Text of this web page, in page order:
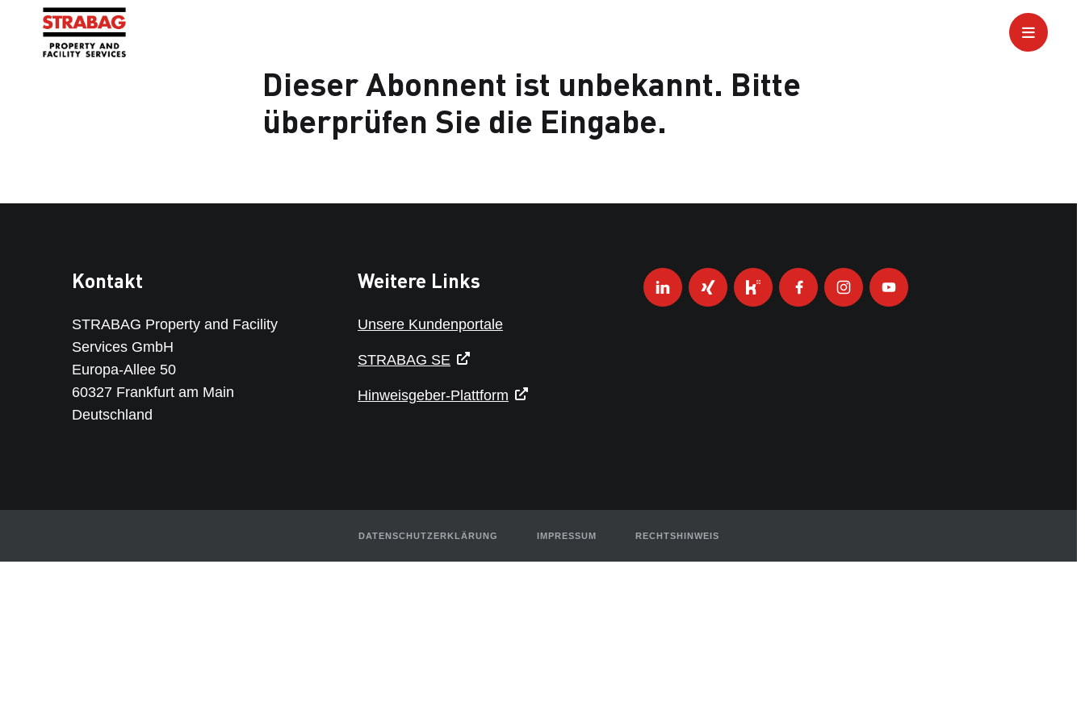
Dieser Abonnent ist unbekannt. Bitte
überprüfen Sie die Eingabe.
Kontakt
STRABAG Property and Facility
Services GmbH
Europa-Allee 50
60327 Frankfurt am Main
Deutschland
Weitere Links
Unsere Kundenportale
STRABAG SE
Hinweisgeber-Plattform
DATENSCHUTZERKLÄRUNG IMPRESSUM RECHTSHINWEIS